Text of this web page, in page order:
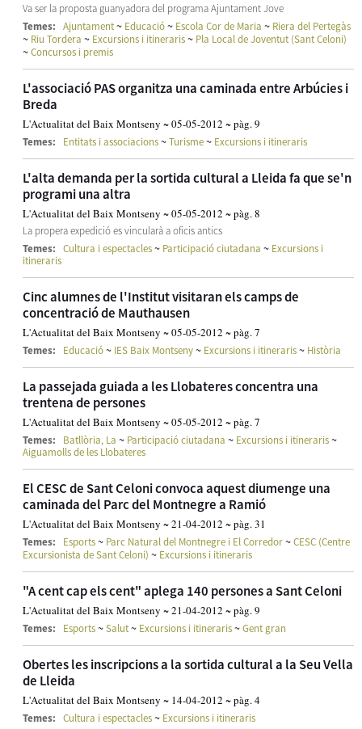
Va ser la proposta guanyadora del programa Ajuntament Jove
Temes: Ajuntament~ Educació~ Escola Cor de Maria ~ Riera del Pertegàs
~ Riu Tordera ~ Excursions i itineraris~ Pla Local de Joventut (Sant Celoni)
~Concursos i premis
L'associació PAS organitza una caminada entre Arbúcies i
Breda
L'Actualitat del Baix Montseny ~ 05-05-2012 ~ pàg. 9
Temes: Entitats i associacions~Turisme~ Excursions i itineraris
L'alta demanda per la sortida cultural a Lleida fa que se'n
programi una altra
L'Actualitat del Baix Montseny ~ 05-05-2012 ~ pàg. 8
La propera expedició es vincularà a oficis antics
Temes: Cultura i espectacles~ Participació ciutadana ~ Excursions i
itineraris
Cinc alumnes de l'Institut visitaran els camps de
concentració de Mauthausen
L'Actualitat del Baix Montseny ~ 05-05-2012 ~ pàg. 7
Temes: Educació~ IES Baix Montseny~ Excursions i itineraris~ Història
La passejada guiada a les Llobateres concentra una
trentena de persones
L'Actualitat del Baix Montseny ~ 05-05-2012 ~ pàg. 7
Temes: Batllòria, La ~ Participació ciutadana ~ Excursions i itineraris~
Aiguamolls de les Llobateres
El CESC de Sant Celoni convoca aquest diumenge una
caminada del Parc del Montnegre a Ramió
L'Actualitat del Baix Montseny ~ 21-04-2012 ~ pàg. 31
Temes: Esports~ Parc Natural del Montnegre i El Corredor~CESC (Centre
Excursionista de Sant Celoni) ~ Excursions i itineraris
"A cent cap els cent" aplega 140 persones a Sant Celoni
L'Actualitat del Baix Montseny ~ 21-04-2012 ~ pàg. 9
Temes: Esports~Salut~ Excursions i itineraris~Gent gran
Obertes les inscripcions a la sortida cultural a la Seu Vella
de Lleida
L'Actualitat del Baix Montseny ~ 14-04-2012 ~ pàg. 4
Temes: Cultura i espectacles~ Excursions i itineraris